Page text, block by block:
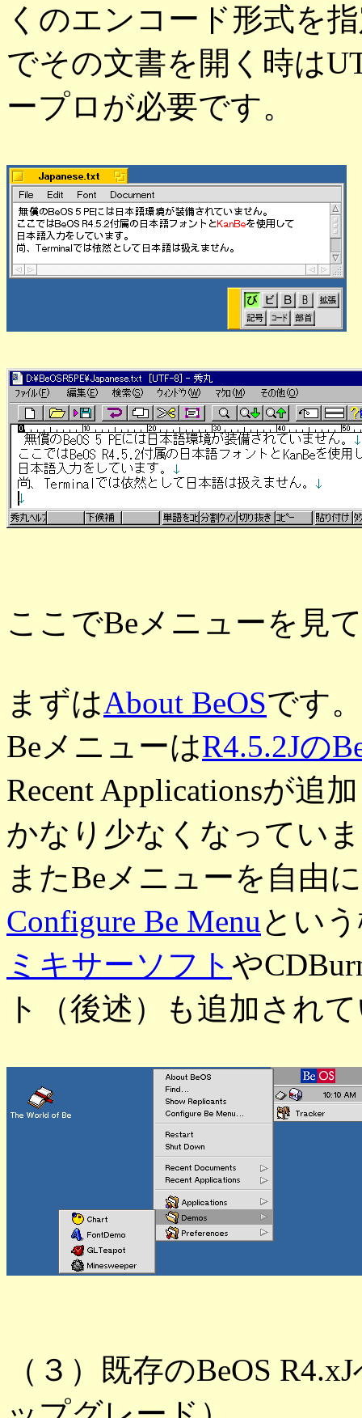
くのエンコード形式を
でその文書を開く時は
ープロが必要です。
ここでBeメニューを見
まずはAbout BeOSです。
BeメニューはR4.5.2Jの
Recent Applicationsが追
かなり少なくなってい
またBeメニューを自由
Configure Be Menuとい
ミキサーソフト や
ト（後述）も追加され
（３）既存のBeOS